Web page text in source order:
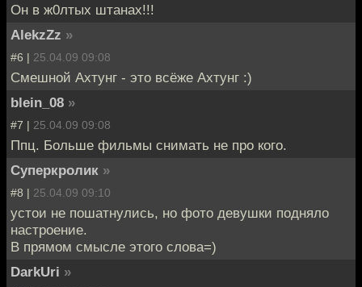
Он в ж0лтых штанах!!!
AlekzZz »
#6 | 25.04.09 09:08
Смешной Ахтунг - это всёже Ахтунг :)
blein_08 »
#7 | 25.04.09 09:08
Ппц. Больше фильмы снимать не про кого.
Суперкролик »
#8 | 25.04.09 09:10
устои не пошатнулись, но фото девушки подняло
настроение.
В прямом смысле этого слова=)
DarkUri »